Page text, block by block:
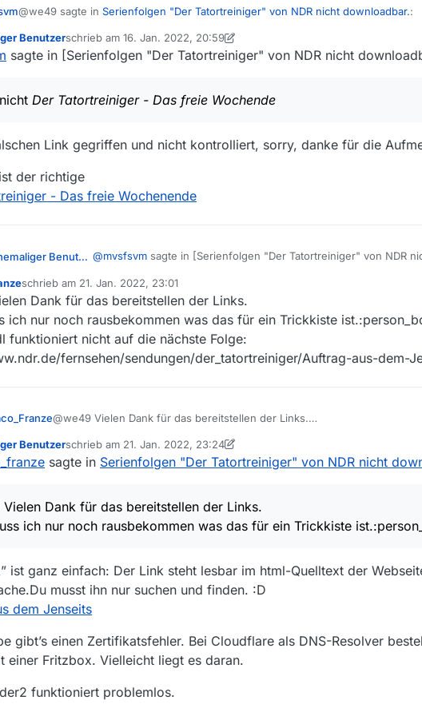
@we49 sagte in Serienfolgen "Der Tatortreiniger" von NDR nicht downloadbar.:
Das freie Wochende
Das ist nichtDer Tatortreiniger - Das freie Wochende
Benutzerschrieb am 16. Jan. 2022, 20:59
zuletzt editiert von Ein ehemaliger Benutzer
sagte in [Serienfolgen "Der Tatortreiniger" von NDR nicht
Der Tatortreiniger - Das freie Wochende
Link gegriffen und nicht kontrolliert, sorry, danke für die
der richtige
- Das freie Wochenende
Ein ehemaliger Benutzer @mvsfsvm sagte in [Serienfolgen "Der Tatortreiniger" von NDR
Das ist nichtDer Tatortreiniger - Das freie Wochende
Stimmt, falschen Link gegriffen und nicht kontrolliert, sorry, danke
schrieb am 21. Jan. 2022, 23:01
zuletzt editiert von
Dank für das bereitstellen der Links.
ich nur noch rausbekommen was das für ein Trickkiste
funktioniert nicht auf die nächste Folge:
fernsehen/sendungen/der_tatortreiniger/Auftrag-aus-dem-
@we49 Vielen Dank für das bereitstellen der Links.
youtube-dl funktioniert nicht auf die nächste Folge:
https://www.ndr.de/fernsehen/sendungen/der_tatortreiniger/Auftrag-
Benutzerschrieb am 21. Jan. 2022, 23:24
zuletzt editiert von Ein ehemaliger Benutzer
sagte in Serienfolgen "Der Tatortreiniger" von NDR nicht
Vielen Dank für das bereitstellen der Links.
ich nur noch rausbekommen was das für ein Trickkiste
ist ganz einfach: Der Link steht lesbar im html-Quelltext der
musst ihn nur suchen und finden. :D
dem Jenseits
gibt’s einen Zertifikatsfehler. Bei Cloudflare als DNS-Resolver
einer Fritzbox. Vielleicht liegt es daran.
funktioniert problemlos.